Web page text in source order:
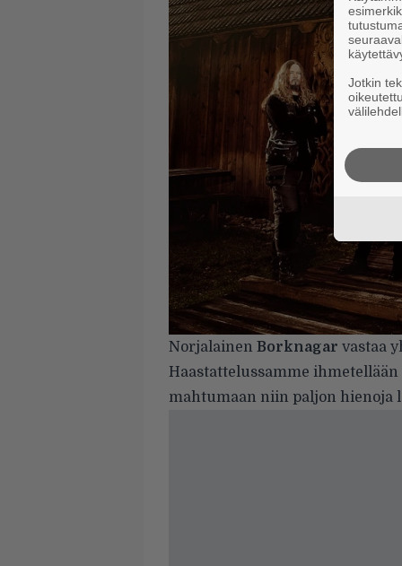
Norjalainen Borknagar vastaa
Haastattelussamme
mahtumaan niin paljon hienoja
Jotkin